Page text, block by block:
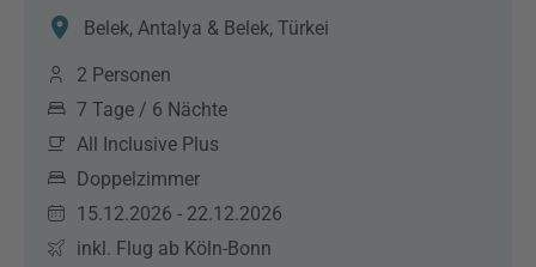
Belek, Antalya & Belek, Türkei
2 Personen
7 Tage / 6 Nächte
All Inclusive Plus
Doppelzimmer
15.12.2026 - 22.12.2026
inkl. Flug ab Köln-Bonn